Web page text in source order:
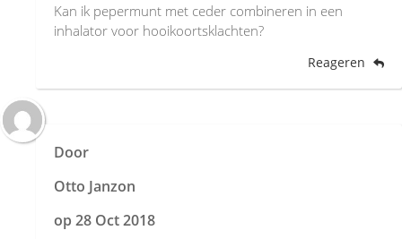
Kan ik pepermunt met ceder combineren in een
inhalator voor hooikoortsklachten?
Reageren
Door
Otto Janzon
op 28 Oct 2018